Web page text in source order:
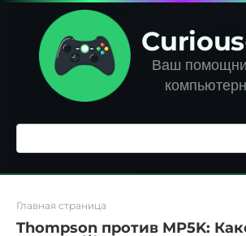
Перейти
контенту
Ваш
Поиск:
Главная страница
Thompson против MP5K: